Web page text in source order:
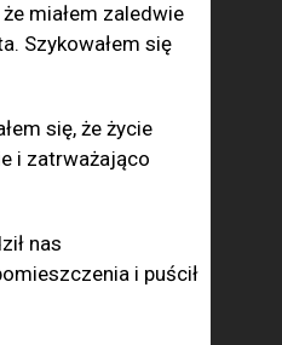
miałem zaledwie
Szykowałem się
się, że życie
i zatrważająco
nas
i puścił